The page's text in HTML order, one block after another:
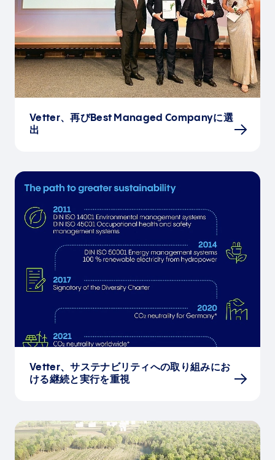
Vetter、再びBest Managed Companyに選
出
Vetter、サステナビリティへの取り組みにお
ける継続と実行を重視